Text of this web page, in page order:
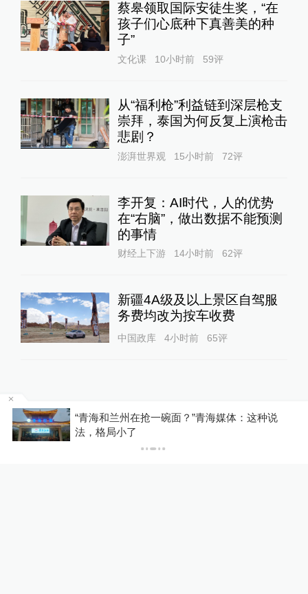
蔡皋领取国际安徒生奖，“在
孩子们心底种下真善美的种
子”
文化课 10小时前 59评
从“福利枪”利益链到深层枪支
崇拜，泰国为何反复上演枪击
悲剧？
澎湃世界观 15小时前 72评
李开复：AI时代，人的优势
在“右脑”，做出数据不能预测
的事情
财经上下游 14小时前 62评
新疆4A级及以上景区自驾服
务费均改为按车收费
中国政库 4小时前 65评
“青海和兰州在抢一碗面？”青海媒体：这种说
法，格局小了
关于澎湃 | 联系我们